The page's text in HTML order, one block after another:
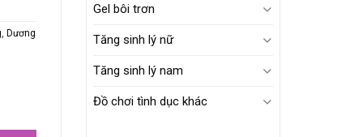
Gel bôi trơn
Tăng sinh lý nữ
Tăng sinh lý nam
Đồ chơi tình dục khác
, Dương